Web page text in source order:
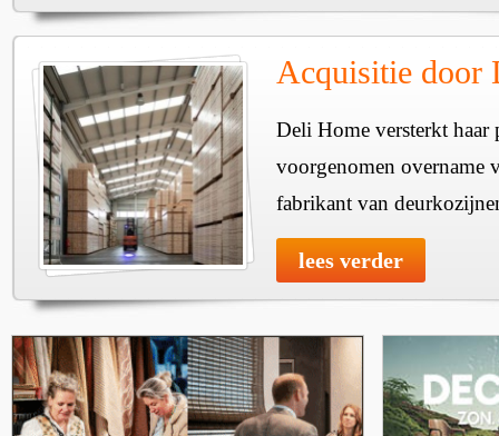
Acquisitie door
Deli Home versterkt haar
voorgenomen overname
fabrikant van
lees verder